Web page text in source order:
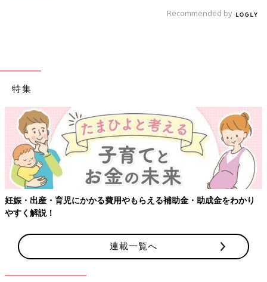
Recommended by
特集
【ワクチン接種できるものも】妊婦の感染症対策、知っておいて！
連載一覧へ